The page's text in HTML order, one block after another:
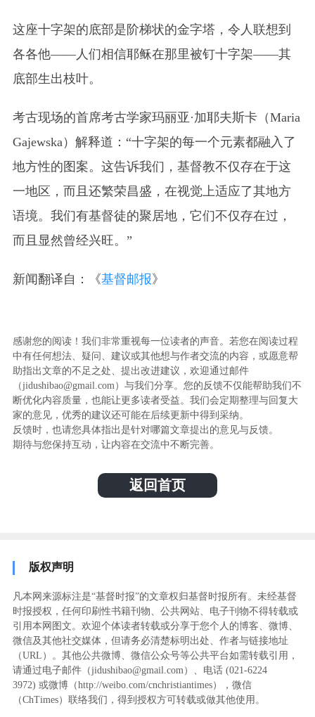
这座十字架的底部是阶梯状的金字塔，令人联想到
各各他——人们相信耶稣在那里被钉十字架——其
底部生出枝叶。
考古现场的首席考古学家玛丽亚·加耶夫斯卡（Maria
Gajewska）解释道：“十字架的每一个元素都融入了
地方性的图案。这告诉我们，基督教不仅存在于这
一地区，而且还繁荣昌盛，在视觉上适应了其地方
语境。我们有基督徒的聚居地，它们不仅存在过，
而且显然曾经兴旺。”
新闻翻译自：《基督邮报》
感谢您的阅读！我们非常重视每一位读者的声音。若您在阅读过程
中有任何想法、疑问、建议或其他想与作者交流的内容，或愿意帮
助指出文章的不足之处、提出改进建议，欢迎通过邮件
（jidushibao@gmail.com）与我们分享。您的反馈不仅能帮助我们不
断优化内容质量，也能让更多读者受益。我们会定期整理与回复大
家的意见，优秀的建议还可能在后续更新中得到采纳。
反馈时，也请您具体指出是针对哪篇文章提出的意见与反馈。
期待与您保持互动，让内容在交流中不断完善。
返回首页
版权声明
凡本网来源标注是“基督时报”的文章权归基督时报所有。未经基督
时报授权，任何印刷性书籍刊物、公共网站、电子刊物不得转载或
引用本网图文。欢迎个体读者转载或分享于您个人的博客、微博、
微信及其他社交媒体，但请务必清楚标明出处、作者与链接地址
（URL）。其他公共微博、微信公众号等公共平台如需转载引用，
请通过电子邮件（jidushibao@gmail.com）、电话 (021-6224
3972) ‬或微博（http://weibo.com/cnchristiantimes），微信
（ChTimes）联络我们，得到授权方可转载或做其他使用。